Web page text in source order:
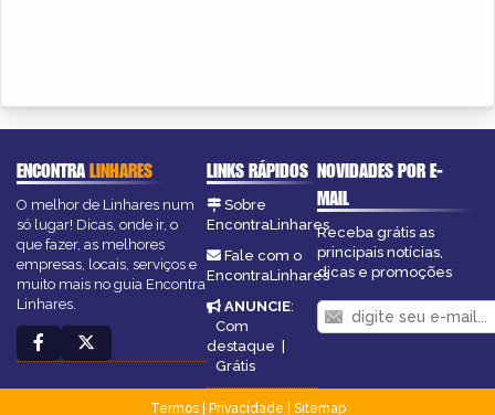
ENCONTRALINHARES
O melhor de Linhares num
só lugar! Dicas, onde ir, o
que fazer, as melhores
empresas, locais, serviços e
muito mais no guia Encontra
Linhares.
LINKS RÁPIDOS
Sobre
EncontraLinhares
Fale com o
EncontraLinhares
ANUNCIE:
Com
destaque |
Grátis
NOVIDADES POR E-
MAIL
Receba grátis as
principais notícias,
dicas e promoções
Termos| Privacidade
Sitemap